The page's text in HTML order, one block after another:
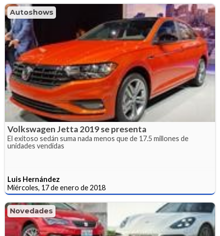
Autoshows
Volkswagen Jetta 2019 se presenta
El exitoso sedán suma nada menos que de 17.5 millones de
unidades vendidas
Luis Hernández
Miércoles, 17 de enero de 2018
Novedades